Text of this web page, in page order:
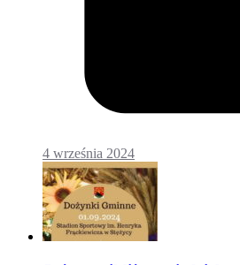
4 września 2024